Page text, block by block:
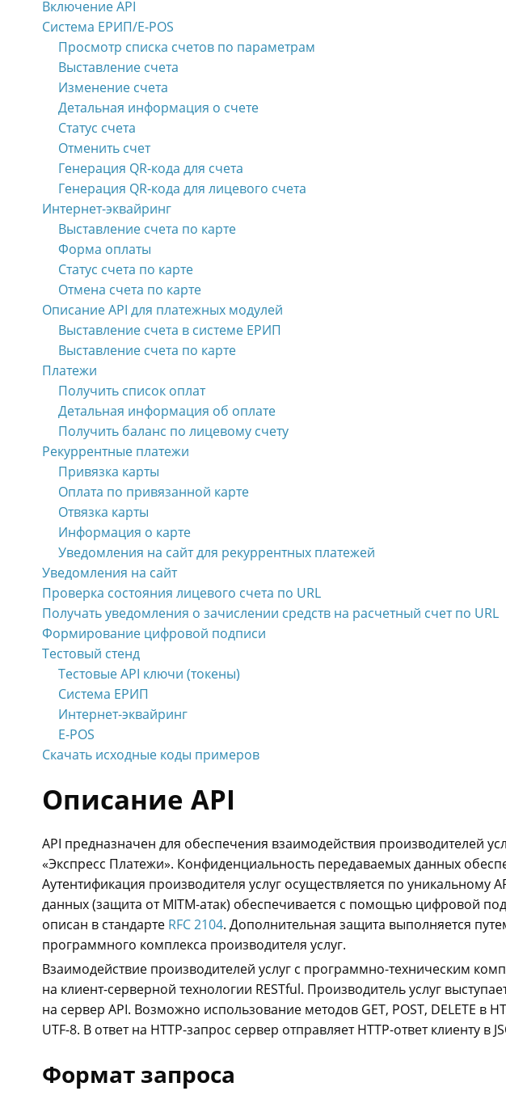
Включение API
Система ЕРИП/E-POS
Просмотр списка счетов по параметрам
Выставление счета
Изменение счета
Детальная информация о счете
Статус счета
Отменить счет
Генерация QR-кода для счета
Генерация QR-кода для лицевого счета
Интернет-эквайринг
Выставление счета по карте
Форма оплаты
Статус счета по карте
Отмена счета по карте
Описание API для платежных модулей
Выставление счета в системе ЕРИП
Выставление счета по карте
Платежи
Получить список оплат
Детальная информация об оплате
Получить баланс по лицевому счету
Рекуррентные платежи
Привязка карты
Оплата по привязанной карте
Отвязка карты
Информация о карте
Уведомления на сайт для рекуррентных платежей
Уведомления на сайт
Проверка состояния лицевого счета по URL
Получать уведомления о зачислении средств на расчетный счет по URL
Формирование цифровой подписи
Тестовый стенд
Тестовые API ключи (токены)
Система ЕРИП
Интернет-эквайринг
E-POS
Скачать исходные коды примеров
Описание API
API предназначен для обеспечения взаимодействия производителей
«Экспресс Платежи». Конфиденциальность передаваемых данных
Аутентификация производителя услуг осуществляется по уникальному
данных (защита от MITM-атак) обеспечивается с помощью цифровой
описан в стандарте RFC 2104. Дополнительная защита выполняется
программного комплекса производителя услуг.
Взаимодействие производителей услуг с программно-техническим
на клиент-серверной технологии RESTful. Производитель услуг
на сервер API. Возможно использование методов GET, POST, DELETE в
UTF-8. В ответ на HTTP-запрос сервер отправляет HTTP-ответ клиенту в
Формат запроса